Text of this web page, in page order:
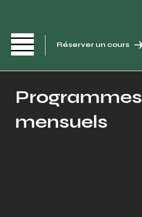
Réserver un cours
Programmes
mensuels